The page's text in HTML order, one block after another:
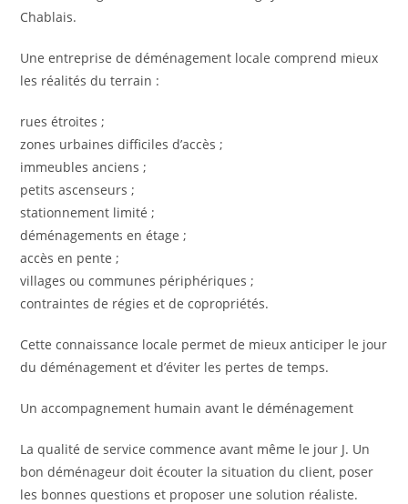
Chablais.
Une entreprise de déménagement locale comprend mieux
les réalités du terrain :
rues étroites ;
zones urbaines difficiles d’accès ;
immeubles anciens ;
petits ascenseurs ;
stationnement limité ;
déménagements en étage ;
accès en pente ;
villages ou communes périphériques ;
contraintes de régies et de copropriétés.
Cette connaissance locale permet de mieux anticiper le jour
du déménagement et d’éviter les pertes de temps.
Un accompagnement humain avant le déménagement
La qualité de service commence avant même le jour J. Un
bon déménageur doit écouter la situation du client, poser
les bonnes questions et proposer une solution réaliste.